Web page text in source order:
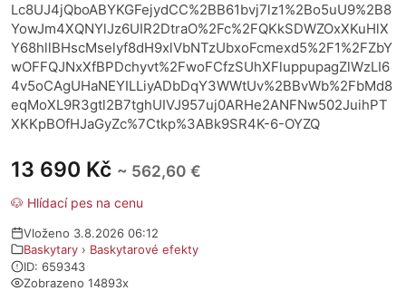
13 690 Kč ~ 562,60 €
🐶 Hlídací pes na cenu
Vloženo 3.8.2026 06:12
Baskytary › Baskytarové efekty
ID: 659343
Zobrazeno 14893x
Lc8UJ4jQboABYKGFejydCC%2BB61bvj7lz1%2Bo5uU9%2B8
YowJm4XQNYlJz6UIR2DtraO%2Fc%2FQKkSDWZOxXKuHlX
Y68hllBHscMselyf8dH9xlVbNTzUbxoFcmexd5%2F1%2FZbY
wOFFQJNxXfBPDchyvt%2FwoFCfzSUhXFluppupagZlWzLI6
4v5oCAgUHaNEYILLiyADbDqY3WWtUv%2BBvWb%2FbMd8
eqMoXL9R3gtl2B7tghUIVJ957uj0ARHe2ANFNw502JuihPT
XKKpBOfHJaGyZc%7Ctkp%3ABk9SR4K-6-OYZQ